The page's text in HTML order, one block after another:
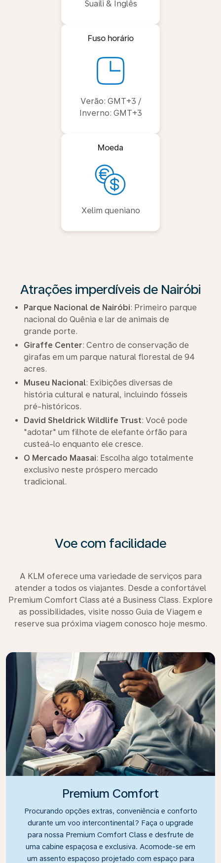
Suaíli & Inglês
Fuso horário
Verão: GMT+3 /
Inverno: GMT+3
Moeda
Xelim queniano
Atrações imperdíveis de Nairóbi
Parque Nacional de Nairóbi: Primeiro parque
nacional do Quênia e lar de animais de
grande porte.
Giraffe Center: Centro de conservação de
girafas em um parque natural florestal de 94
acres.
Museu Nacional: Exibições diversas de
história cultural e natural, incluindo fósseis
pré-históricos.
David Sheldrick Wildlife Trust: Você pode
"adotar" um filhote de elefante órfão para
custeá-lo enquanto ele cresce.
O Mercado Maasai: Escolha algo totalmente
exclusivo neste próspero mercado
tradicional.
Voe com facilidade
A KLM oferece uma variedade de serviços para
atender a todos os viajantes. Desde a confortável
Premium Comfort Class até a Business Class. Explore
as possibilidades, visite nosso Guia de Viagem e
reserve sua próxima viagem conosco hoje mesmo.
Premium Comfort
Procurando opções extras, conveniência e conforto
durante um voo intercontinental? Faça o upgrade
para nossa Premium Comfort Class e desfrute de
uma cabine espaçosa e exclusiva. Acomode-se em
um assento espaçoso projetado com espaço para